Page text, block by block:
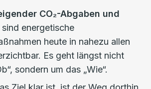
CO₂-Abgaben und
sind energetische
heute in nahezu allen
Es geht längst nicht
sondern um das „Wie“.